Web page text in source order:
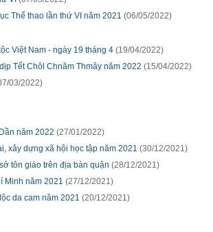
Thể thao lần thứ VI năm 2021 (06/05/2022)
Việt Nam - ngày 19 tháng 4 (19/04/2022)
Tết Chôl Chnăm Thmây năm 2022 (15/04/2022)
03/2022)
năm 2022 (27/01/2022)
xây dựng xã hội học tập năm 2021 (30/12/2021)
tôn giáo trên địa bàn quận (28/12/2021)
Minh năm 2021 (27/12/2021)
da cam năm 2021 (20/12/2021)